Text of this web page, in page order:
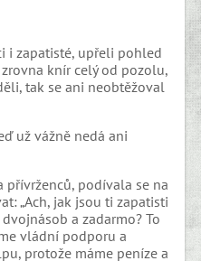
i zapatisté, upřeli pohled
knír celý od pozolu,
tak se ani neobtěžoval
už vážně nedá ani
podívala se na
„Ach, jak jsou ti zapatisti
a zadarmo? To
vládní podporu a
protože máme peníze a